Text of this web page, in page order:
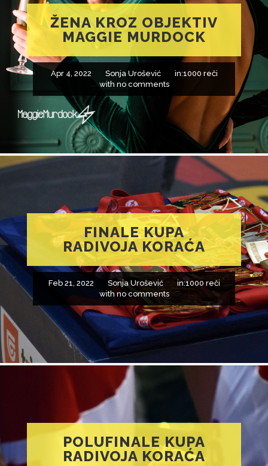
ŽENA KROZ OBJEKTIV
MAGGIE MURDOCK
Apr 4, 2022 Sonja Urošević in:1000 reči
with no comments
FINALE KUPA
RADIVOJA KORAĆA
Feb 21, 2022 Sonja Urošević in:1000 reči
with no comments
POLUFINALE KUPA
RADIVOJA KORAĆA